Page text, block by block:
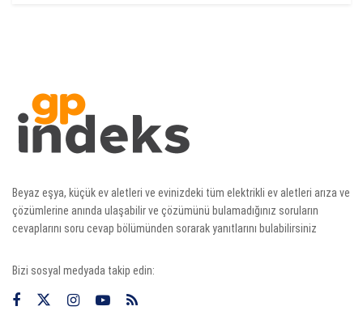
Beyaz eşya, küçük ev aletleri ve evinizdeki tüm elektrikli ev aletleri arıza ve
çözümlerine anında ulaşabilir ve çözümünü bulamadığınız soruların
cevaplarını soru cevap bölümünden sorarak yanıtlarını bulabilirsiniz
Bizi sosyal medyada takip edin: